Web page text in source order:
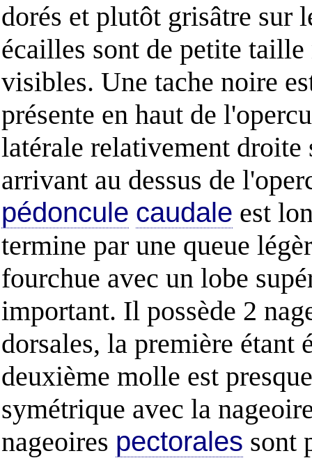
dorés et plutôt grisâtre sur
écailles sont de petite
visibles. Une tache noire
présente en haut de
latérale relativement droite
arrivant au dessus de
pédoncule caudale est
termine par une queue
fourchue avec un lobe
important. Il possède 2
dorsales, la première étant
deuxième molle est presque
symétrique avec la
nageoires pectorales sont